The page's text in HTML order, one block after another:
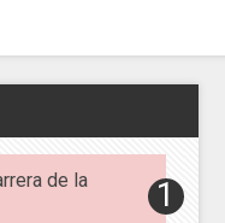
de la